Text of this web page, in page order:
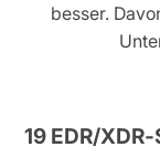
besser.
19 EDR/